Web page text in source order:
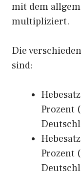
mit dem
multipliziert.
Die
sind:
Prozent
Prozent